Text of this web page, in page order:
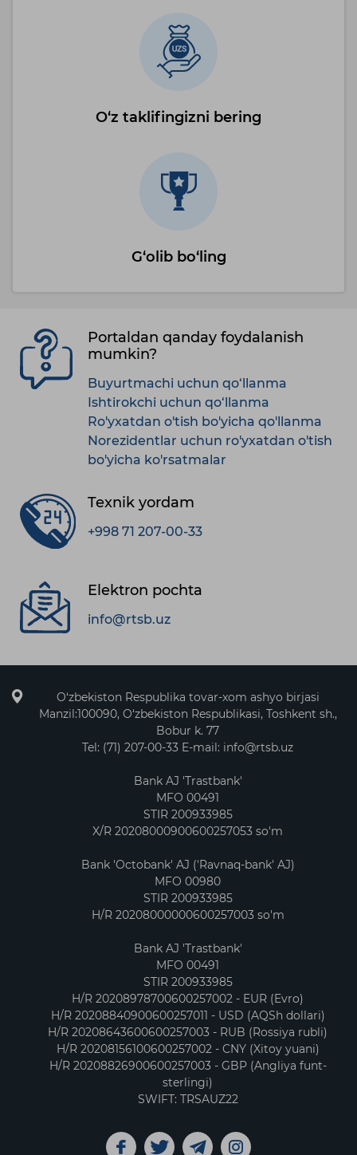
O‘z taklifingizni bering
G‘olib bo‘ling
Portaldan qanday foydalanish
mumkin?
Buyurtmachi uchun qo‘llanma
Ishtirokchi uchun qo‘llanma
Ro'yxatdan o'tish bo'yicha qo'llanma
Norezidentlar uchun ro'yxatdan o'tish
bo'yicha ko'rsatmalar
Texnik yordam
+998 71 207-00-33
Elektron pochta
info@rtsb.uz
O‘zbekiston Respublika tovar-xom ashyo birjasi
Manzil:100090, O‘zbekiston Respublikasi, Toshkent sh.,
Bobur k. 77
Tel: (71) 207-00-33 E-mail: info@rtsb.uz
Bank AJ 'Trastbank'
MFO 00491
STIR 200933985
X/R 20208000900600257053 so'm
Bank 'Octobank' AJ ('Ravnaq-bank' AJ)
MFO 00980
STIR 200933985
H/R 20208000000600257003 so'm
Bank AJ 'Trastbank'
MFO 00491
STIR 200933985
H/R 20208978700600257002 - EUR (Evro)
H/R 20208840900600257011 - USD (AQSh dollari)
H/R 20208643600600257003 - RUB (Rossiya rubli)
H/R 20208156100600257002 - CNY (Xitoy yuani)
H/R 20208826900600257003 - GBP (Angliya funt-
sterlingi)
SWIFT: TRSAUZ22